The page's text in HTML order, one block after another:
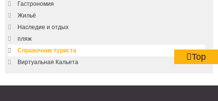
Гастрономия
Жильё
Наследие и отдых
пляж
Справочник туриста
Виртуальная Кальета
Top